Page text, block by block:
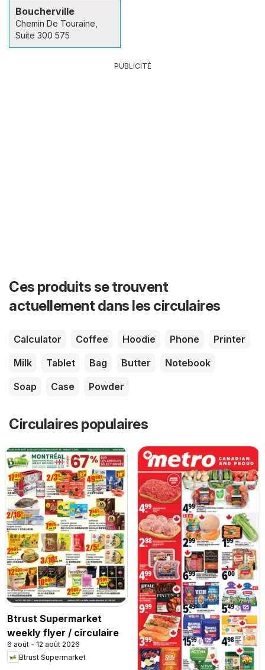
Boucherville
Chemin De Touraine,
Suite 300 575
PUBLICITÉ
Ces produits se trouvent
actuellement dans les circulaires
Calculator Coffee Hoodie Phone
Printer
Milk
Tablet Bag Butter
Notebook
Soap
Case Powder
Circulaires populaires
Btrust Supermarket
weekly flyer / circulaire
6 août - 12 août 2026
Btrust Supermarket